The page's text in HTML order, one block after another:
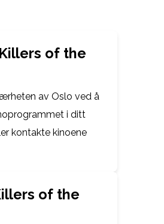
of the
av Oslo ved å
i ditt
kontakte kinoene
of the